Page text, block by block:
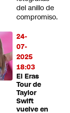
del anillo de
compromiso.
24-
07-
2025
18:03
El Eras
Tour de
Taylor
Swift
vuelve en